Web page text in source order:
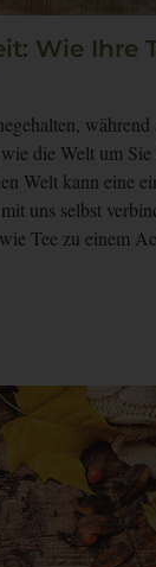
Wie Ihre
während
die Welt um
Welt kann eine
uns selbst
Tee zu einem